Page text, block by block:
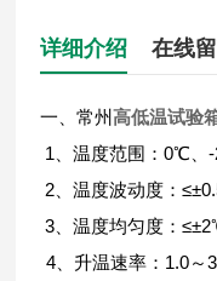
详细介绍 在线
一、常州高低温试验
1、温度范围：0℃
2、温度波动度：
3、温度均匀度：
4、升温速率：1.0